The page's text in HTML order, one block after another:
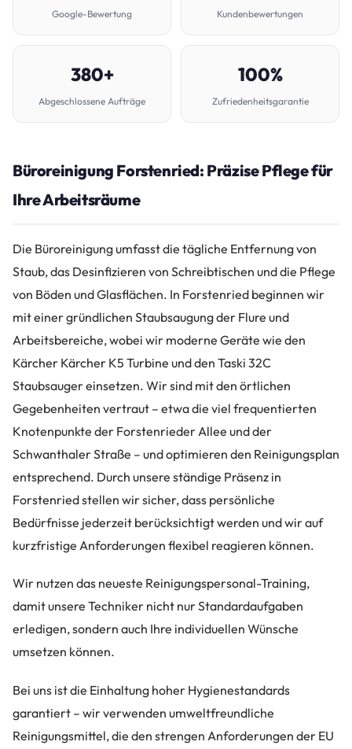
Google-Bewertung Kundenbewertungen
380+
Abgeschlossene Aufträge
100%
Zufriedenheitsgarantie
Büroreinigung Forstenried: Präzise Pflege für
Ihre Arbeitsräume
Die Büroreinigung umfasst die tägliche Entfernung von
Staub, das Desinfizieren von Schreibtischen und die Pflege
von Böden und Glasflächen. In Forstenried beginnen wir
mit einer gründlichen Staubsaugung der Flure und
Arbeitsbereiche, wobei wir moderne Geräte wie den
Kärcher Kärcher K5 Turbine und den Taski 32C
Staubsauger einsetzen. Wir sind mit den örtlichen
Gegebenheiten vertraut – etwa die viel frequentierten
Knotenpunkte der Forstenrieder Allee und der
Schwanthaler Straße – und optimieren den Reinigungsplan
entsprechend. Durch unsere ständige Präsenz in
Forstenried stellen wir sicher, dass persönliche
Bedürfnisse jederzeit berücksichtigt werden und wir auf
kurzfristige Anforderungen flexibel reagieren können.
Wir nutzen das neueste Reinigungspersonal-Training,
damit unsere Techniker nicht nur Standardaufgaben
erledigen, sondern auch Ihre individuellen Wünsche
umsetzen können.
Bei uns ist die Einhaltung hoher Hygienestandards
garantiert – wir verwenden umweltfreundliche
Reinigungsmittel, die den strengen Anforderungen der EU